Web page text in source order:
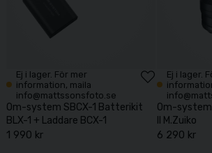
Ej i lager. För mer
information, maila
info@mattssonsfoto.se
Om-system SBCX-1 Batterikit
BLX-1 + Laddare BCX-1
1 990 kr
Ej i lager.
Om-
II M.Zuiko
6 290 kr